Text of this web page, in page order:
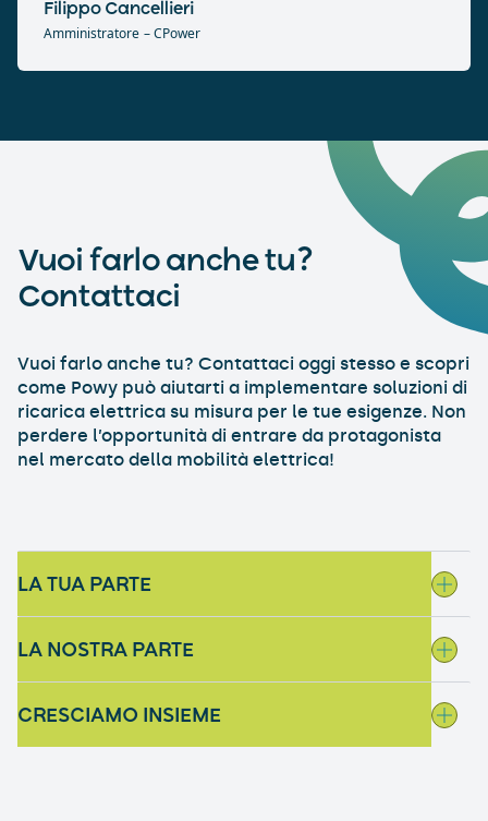
Filippo Cancellieri
Amministratore – CPower
Vuoi farlo anche tu?
Contattaci
Vuoi farlo anche tu? Contattaci oggi stesso e scopri
come Powy può aiutarti a implementare soluzioni di
ricarica elettrica su misura per le tue esigenze. Non
perdere l’opportunità di entrare da protagonista
nel mercato della mobilità elettrica!
LA TUA PARTE
LA NOSTRA PARTE
CRESCIAMO INSIEME